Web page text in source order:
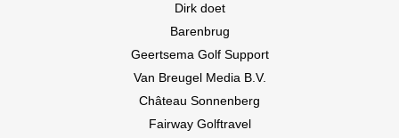
Dirk doet
Barenbrug
Geertsema Golf Support
Van Breugel Media B.V.
Château Sonnenberg
Fairway Golftravel